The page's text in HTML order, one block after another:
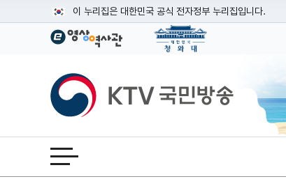
이 누리집은 대한민국 공식 전자정부 누리집입니다.
공식 누리집 주소 확인하기
이밖에 or.kr 또는 .kr등 다른 도메인 주소를 사용하고 있
운영중인 공식 누리집보기
KTV국민방송
전체메뉴 열기